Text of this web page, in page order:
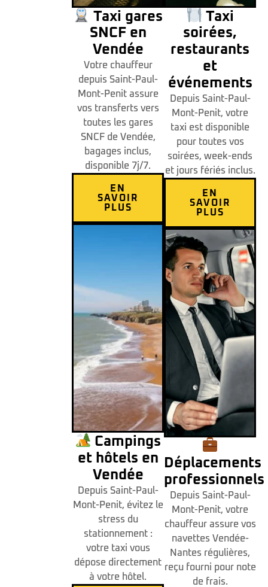
Taxi gares
SNCF en
Vendée
Votre chauffeur
depuis Saint-Paul-
Mont-Penit assure
vos transferts vers
toutes les gares
SNCF de Vendée,
bagages inclus,
disponible 7j/7.
EN
SAVOIR
PLUS
Campings
et hôtels en
Vendée
Depuis Saint-Paul-
Mont-Penit, évitez le
stress du
stationnement :
votre taxi vous
dépose directement
à votre hôtel.
Taxi
soirées,
restaurants
et
événements
Depuis Saint-Paul-
Mont-Penit, votre
taxi est disponible
pour toutes vos
soirées, week-ends
et jours fériés inclus.
EN
SAVOIR
PLUS
Déplacements
professionnels
Depuis Saint-Paul-
Mont-Penit, votre
chauffeur assure vos
navettes Vendée-
Nantes régulières,
reçu fourni pour note
de frais.